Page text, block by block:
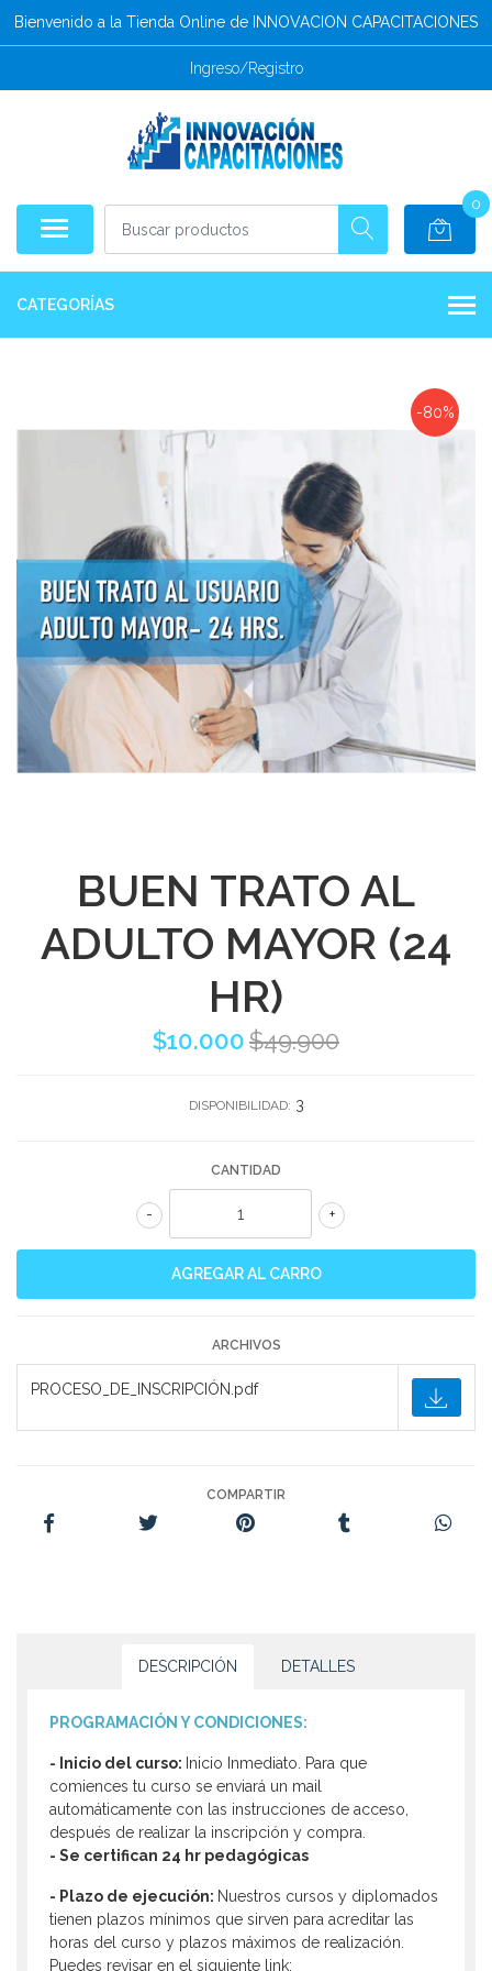
Bienvenido a la Tienda Online de INNOVACION CAPACITACIONES
Ingreso/Registro
0
CATEGORÍAS
-80%
BUEN TRATO AL
ADULTO MAYOR (24
HR)
$10.000$49.900
DISPONIBILIDAD: 3
CANTIDAD
+
-
ARCHIVOS
PROCESO_DE_INSCRIPCIÓN.pdf
COMPARTIR
DESCRIPCIÓN DETALLES
PROGRAMACIÓN Y CONDICIONES:
- Inicio del curso: Inicio Inmediato. Para que
comiences tu curso se enviará un mail
automáticamente con las instrucciones de acceso,
después de realizar la inscripción y compra.
- Se certifican 24 hr pedagógicas
- Plazo de ejecución: Nuestros cursos y diplomados
tienen plazos mínimos que sirven para acreditar las
horas del curso y plazos máximos de realización.
Puedes revisar en el siguiente link: